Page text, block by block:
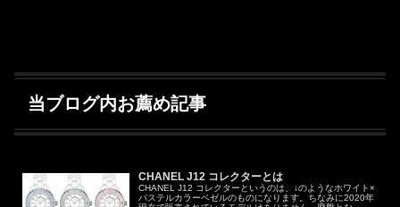
当ブログ内お薦め記事
CHANEL J12 コレクターとは
CHANEL J12 コレクターというのは、↓のようなホワイト×
パステルカラーベゼルのものになります。ちなみに2020年